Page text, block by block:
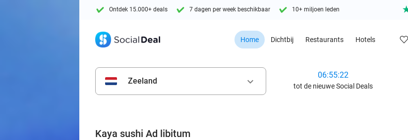
Ontdek 15.000+ deals 7 dagen per week beschikbaar 10+ miljoen leden
Home Dichtbij Restaurants Hotels
Zeeland keyboard_arrow_down
06:55:20
tot de nieuwe Social Deals
Kaya sushi Ad libitum